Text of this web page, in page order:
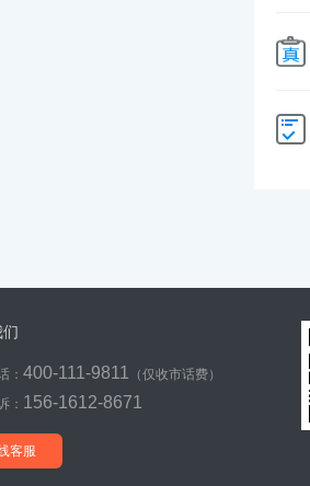
： 400-111-9811
（仅收市话费）
： 156-1612-8671
客服